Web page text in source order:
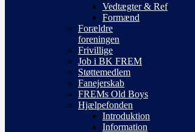
Vedtægter & Ref
Formænd
Forældre
foreningen
Frivillige
Job i BK FREM
Støttemedlem
Fanejerskab
FREMs Old Boys
Hjælpefonden
Introduktion
Information